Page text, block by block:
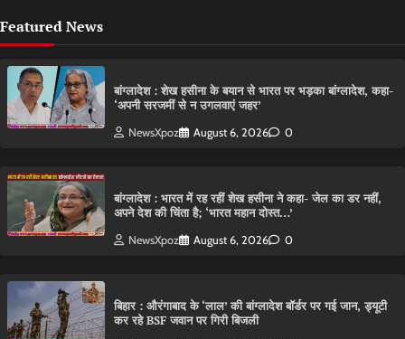
Featured News
बांग्लादेश : शेख हसीना के बयान से भारत पर भड़का बांग्लादेश, कहा-
‘अपनी सरजमीं से न उगलवाएं जहर’
NewsXpoz August 6, 2026 0
बांग्लादेश : भारत में रह रहीं शेख हसीना ने कहा- जेल का डर नहीं,
अपने देश की चिंता है; ‘भारत महान दोस्त…’
NewsXpoz August 6, 2026 0
बिहार : औरंगाबाद के ‘लाल’ की बांग्लादेश बॉर्डर पर गई जान, ड्यूटी
कर रहे BSF जवान पर गिरी बिजली